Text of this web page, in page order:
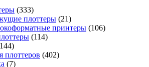
(333)
плоттеры (21)
принтеры (106)
(114)
плоттеров (402)
(7)